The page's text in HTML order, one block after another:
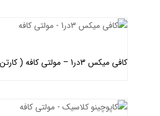
کافی میکس 3در1 – مولتی کافه ( کارتن 4 عددی )